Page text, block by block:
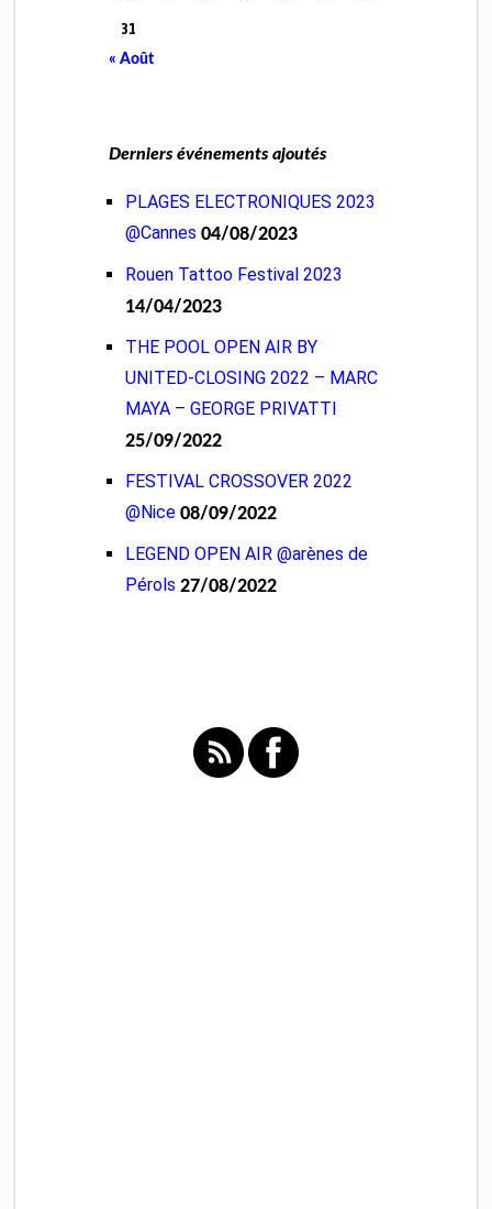
31
« Août
Derniers événements ajoutés
PLAGES ELECTRONIQUES 2023
@Cannes 04/08/2023
Rouen Tattoo Festival 2023
14/04/2023
THE POOL OPEN AIR BY
UNITED-CLOSING 2022 – MARC
MAYA – GEORGE PRIVATTI
25/09/2022
FESTIVAL CROSSOVER 2022
@Nice 08/09/2022
LEGEND OPEN AIR @arènes de
Pérols 27/08/2022